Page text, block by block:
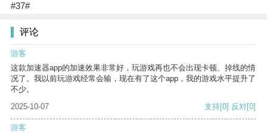
#37#
评论
游客
这款加速器app的加速效果非常好，玩游戏再也不会出现卡顿、掉线的情
况了。我以前玩游戏经常会输，现在有了这个app，我的游戏水平提升了
不少。
2025-10-07
支持[0] 反对[0]
游客